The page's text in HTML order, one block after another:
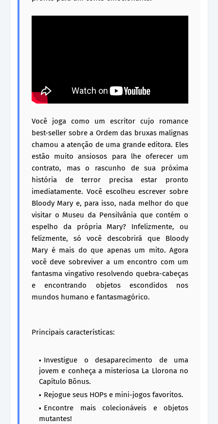
Você joga como um escritor cujo romance
best-seller sobre a Ordem das bruxas malignas
chamou a atenção de uma grande editora. Eles
estão muito ansiosos para lhe oferecer um
contrato, mas o rascunho de sua próxima
história de terror precisa estar pronto
imediatamente. Você escolheu escrever sobre
Bloody Mary e, para isso, nada melhor do que
visitar o Museu da Pensilvânia que contém o
espelho da própria Mary? Infelizmente, ou
felizmente, só você descobrirá que Bloody
Mary é mais do que apenas um mito. Agora
você deve sobreviver a um encontro com um
fantasma vingativo resolvendo quebra-cabeças
e encontrando objetos escondidos nos
mundos humano e fantasmagórico.
Principais características:
Investigue o desaparecimento de uma
jovem e conheça a misteriosa La Llorona no
Capítulo Bônus.
Rejogue seus HOPs e mini-jogos favoritos.
Encontre mais colecionáveis e objetos
mutantes!